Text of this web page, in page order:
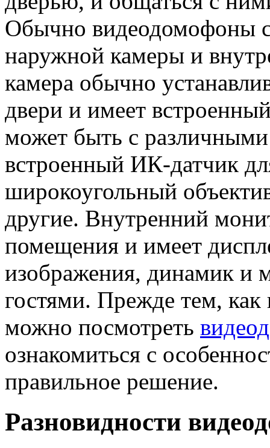
Обычно видеодомофоны
наружной камеры и
камера обычно
двери и имеет
может быть с
встроенный ИК-датчик
широкоугольный
другие. Внутренний
помещения и имеет
изображения, динамик и
гостями. Прежде тем, как
можно посмотреть
ознакомиться с
правильное решение.
Разновидности